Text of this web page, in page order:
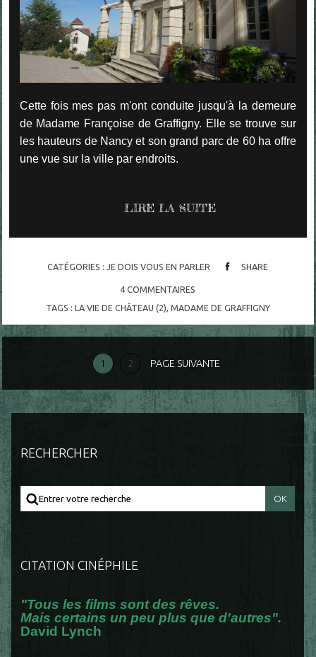
Cette fois mes pas m'ont conduite jusqu'à la demeure
de Madame Françoise de Graffigny. Elle se trouve sur
les hauteurs de Nancy et son grand parc de 60 ha offre
une vue sur la ville par endroits.
LIRE LA SUITE
CATÉGORIES : JE DOIS VOUS EN PARLER SHARE
4 COMMENTAIRES
TAGS : LA VIE DE CHÂTEAU (2), MADAME DE GRAFFIGNY
1 2 PAGE SUIVANTE
RECHERCHER
CITATION CINÉPHILE
"Tous les films sont des rêves.
Mais certains un peu plus que d'autres".
David Lynch